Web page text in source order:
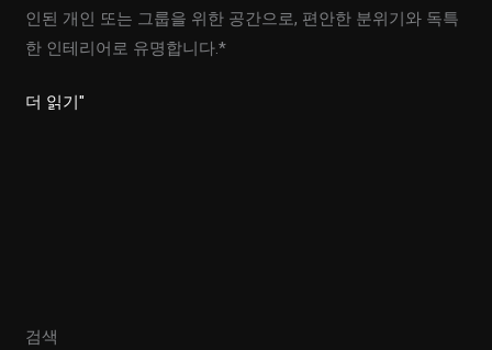
인된 개인 또는 그룹을 위한 공간으로, 편안한 분위기와 독특
한 인테리어로 유명합니다.*
최
인
더 읽기"
검색